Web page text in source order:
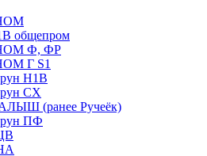
общепром
Ф, ФР
Г S1
Н1В
СХ
(ранее Ручеёк)
ПФ